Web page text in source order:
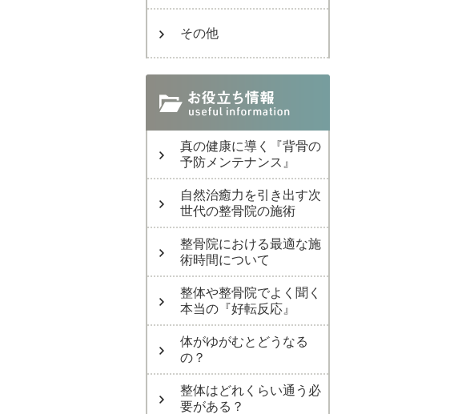
その他
真の健康に導く『背骨の
予防メンテナンス』
自然治癒力を引き出す次
世代の整骨院の施術
整骨院における最適な施
術時間について
整体や整骨院でよく聞く
本当の『好転反応』
体がゆがむとどうなる
の？
整体はどれくらい通う必
要がある？